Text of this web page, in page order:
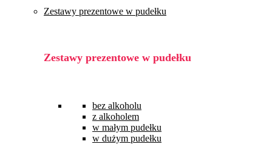
Zestawy prezentowe w pudełku
Zestawy prezentowe w pudełku
bez alkoholu
z alkoholem
w małym pudełku
w dużym pudełku